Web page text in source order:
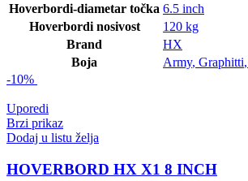
Hoverbordi-diametar točka 6.5 inch
Hoverbordi nosivost
120 kg
Brand
HX
Boja
Army, Graphitti,
-10%
Uporedi
Brzi prikaz
Dodaj u listu želja
HOVERBORD HX X1 8 INCH